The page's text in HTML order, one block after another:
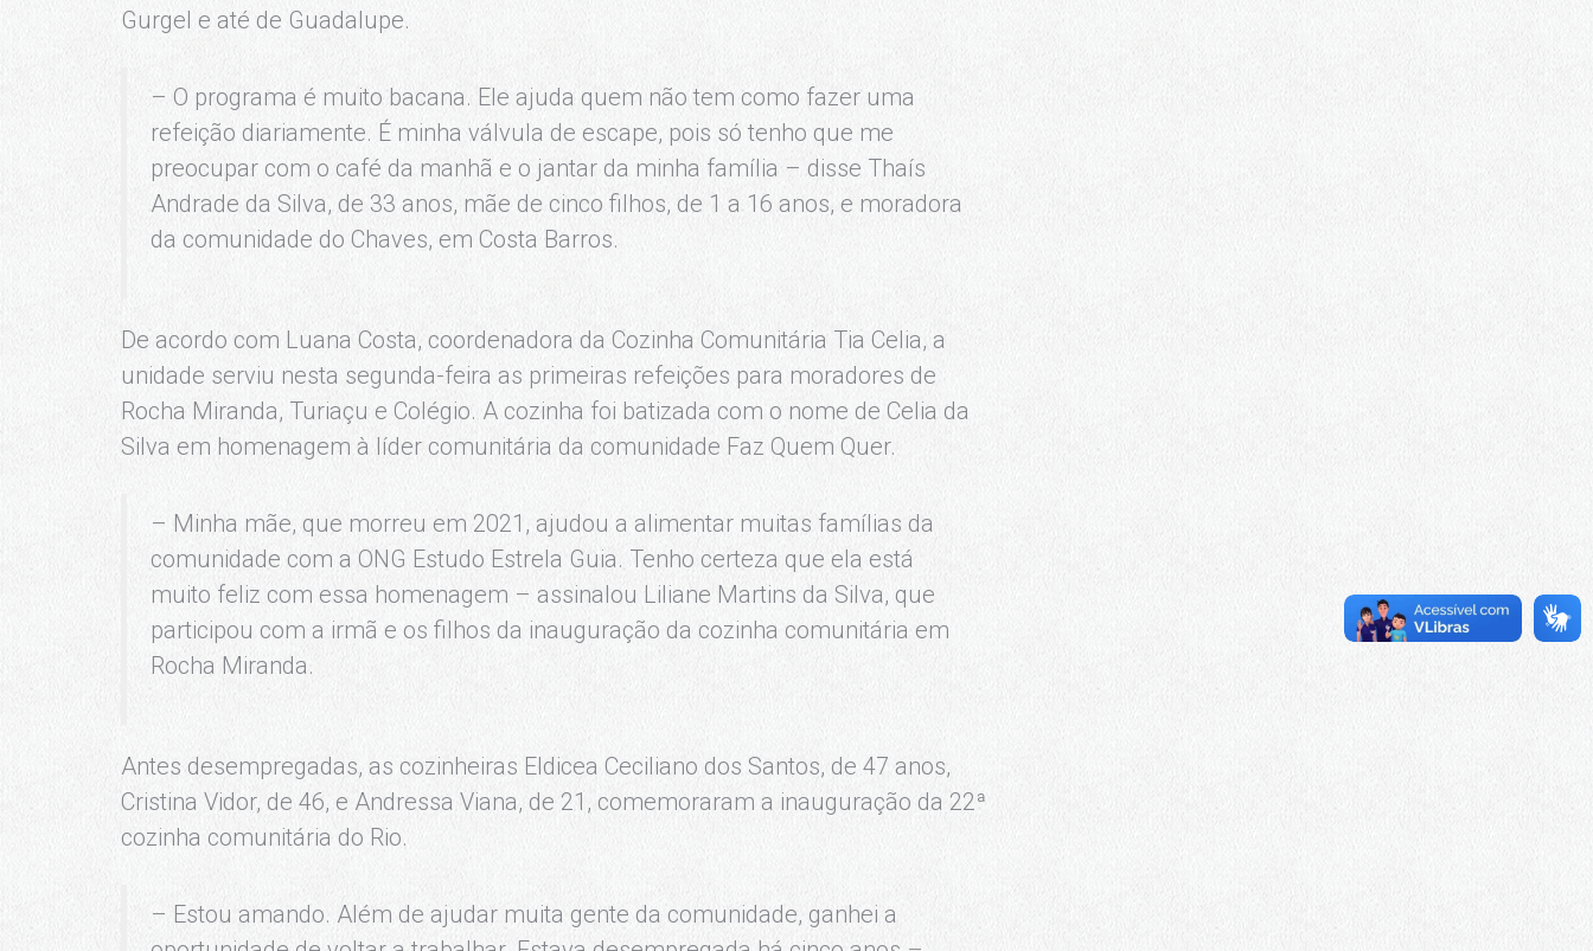
Gurgel e até de Guadalupe.
– O programa é muito bacana. Ele ajuda quem não tem como fazer uma
refeição diariamente. É minha válvula de escape, pois só tenho que me
preocupar com o café da manhã e o jantar da minha família – disse Thaís
Andrade da Silva, de 33 anos, mãe de cinco filhos, de 1 a 16 anos, e moradora
da comunidade do Chaves, em Costa Barros.
De acordo com Luana Costa, coordenadora da Cozinha Comunitária Tia Celia, a
unidade serviu nesta segunda-feira as primeiras refeições para moradores de
Rocha Miranda, Turiaçu e Colégio. A cozinha foi batizada com o nome de Celia da
Silva em homenagem à líder comunitária da comunidade Faz Quem Quer.
– Minha mãe, que morreu em 2021, ajudou a alimentar muitas famílias da
comunidade com a ONG Estudo Estrela Guia. Tenho certeza que ela está
muito feliz com essa homenagem – assinalou Liliane Martins da Silva, que
participou com a irmã e os filhos da inauguração da cozinha comunitária em
Rocha Miranda.
Antes desempregadas, as cozinheiras Eldicea Ceciliano dos Santos, de 47 anos,
Cristina Vidor, de 46, e Andressa Viana, de 21, comemoraram a inauguração da 22ª
cozinha comunitária do Rio.
– Estou amando. Além de ajudar muita gente da comunidade, ganhei a